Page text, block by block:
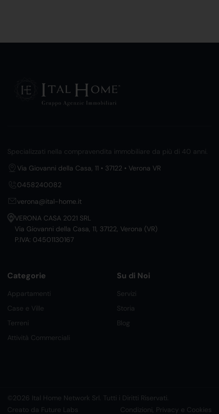
Specializzati nella compravendita immobiliare da più di 40 anni.
Via Giovanni della Casa, 11 • 37122 • Verona VR
0458240082
verona@ital-home.it
VERONA CASA 2021 SRL
Via Giovanni della Casa, 11, 37122, Verona (VR)
P.IVA: 04501130167
Categorie
Appartamenti
Case e Ville
Terreni
Attività Commerciali
Su di Noi
Servizi
Storia
Blog
©2026 Ital Home Network Srl. Tutti i Diritti Riservati.
Creato da Future Labs
Condizioni, Privacy e Cookies